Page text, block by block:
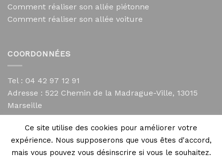
Comment réaliser son allée piétonne
Comment réaliser son allée voiture
COORDONNÉES
Tel : 04 42 97 12 91
Adresse : 522 Chemin de la Madrague-Ville, 13015
Marseille
contact@mycailloux.com
Mentions légales
Ce site utilise des cookies pour améliorer votre
expérience. Nous supposerons que vous êtes d'accord,
mais vous pouvez vous désinscrire si vous le souhaitez.